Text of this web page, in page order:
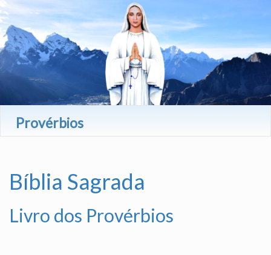
Provérbios
Bíblia Sagrada
Livro dos Provérbios